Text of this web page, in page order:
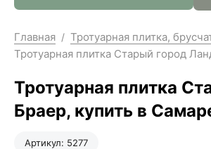
Главная / Тротуарная плитка,
Тротуарная плитка Старый город
Тротуарная плитка
Браер, купить в
Артикул: 5277